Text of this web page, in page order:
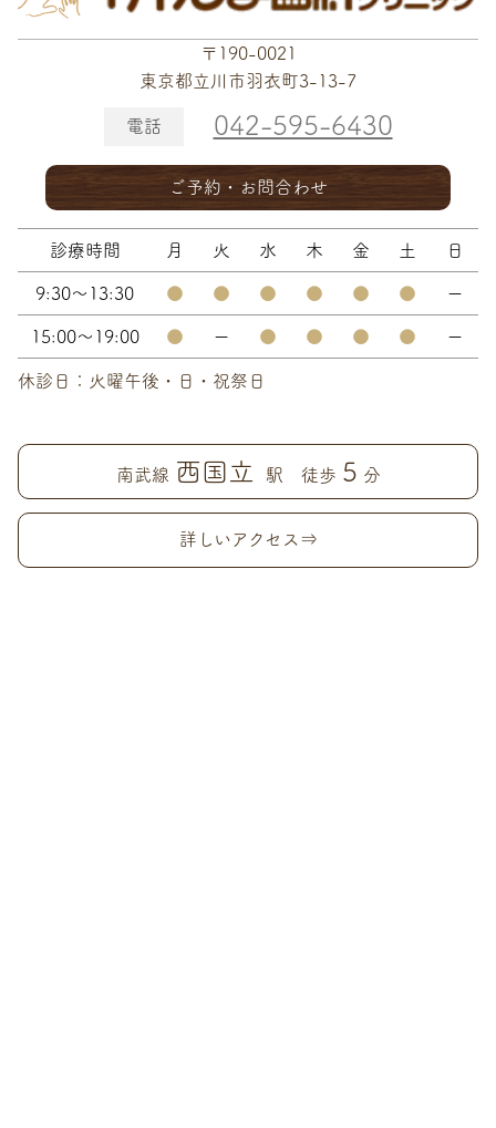
〒190-0021
東京都立川市羽衣町3-13-7
電話 042-595-6430
ご予約・お問合わせ
診療時間 月 火 水 木 金 土 日
9:30～13:30 ● ● ● ● ● ● ー
15:00～19:00 ● ー ● ● ● ● ー
休診日：火曜午後・日・祝祭日
南武線 西国立 駅 徒歩 5 分
詳しいアクセス⇒